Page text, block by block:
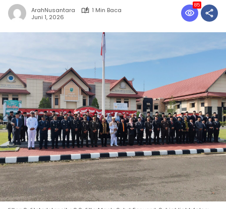
ArahNusantara
1 Min Baca
Juni 1, 2026
85